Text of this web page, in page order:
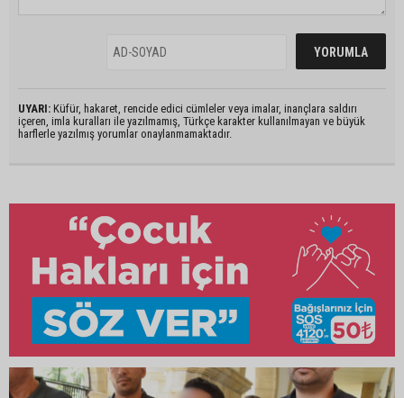
UYARI: Küfür, hakaret, rencide edici cümleler veya imalar, inançlara saldırı
içeren, imla kuralları ile yazılmamış, Türkçe karakter kullanılmayan ve büyük
harflerle yazılmış yorumlar onaylanmamaktadır.